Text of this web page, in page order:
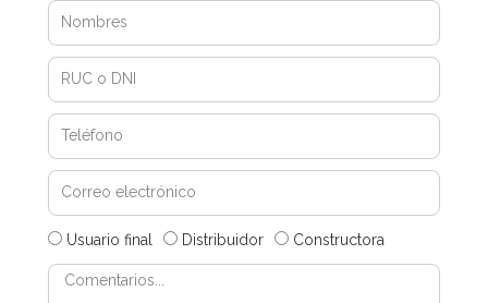
Usuario final Distribuidor Constructora